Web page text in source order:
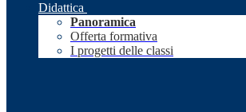
Didattica
Panoramica
Offerta formativa
I progetti delle classi